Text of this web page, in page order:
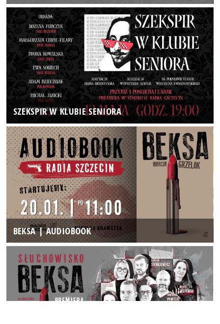
SZEKSPIR W KLUBIE SENIORA
BEKSA | AUDIOBOOK